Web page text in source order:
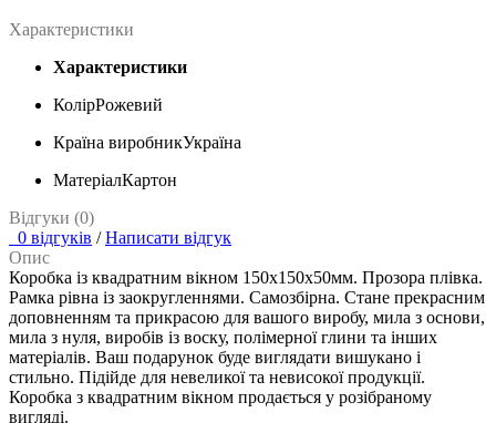
Характеристики
Характеристики
КолірРожевий
Країна виробникУкраїна
МатеріалКартон
Відгуки (0)
0 відгуків / Написати відгук
Опис
Коробка із квадратним вікном 150х150х50мм. Прозора плівка.
Рамка рівна із заокругленнями. Самозбірна. Стане прекрасним
доповненням та прикрасою для вашого виробу, мила з основи,
мила з нуля, виробів із воску, полімерної глини та інших
матеріалів. Ваш подарунок буде виглядати вишукано і
стильно. Підійде для невеликої та невисокої продукції.
Коробка з квадратним вікном продається у розібраному
вигляді.